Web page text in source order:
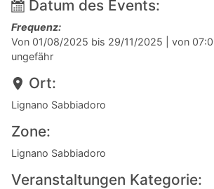
Datum des Events:
Frequenz:
Von 01/08/2025 bis 29/11/2025
| von
ungefähr
Ort:
Lignano Sabbiadoro
Zone:
Lignano Sabbiadoro
Veranstaltungen Kategorie: